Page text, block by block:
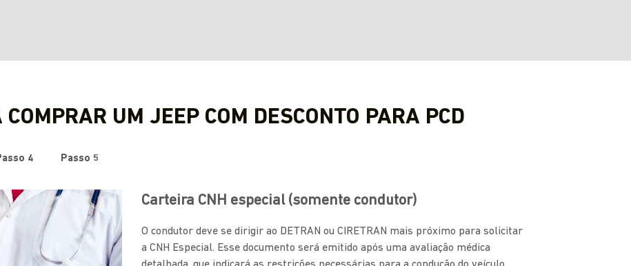
UM JEEP COM DESCONTO PARA PCD
4 Passo 5
Carteira CNH especial (somente condutor)
O condutor deve se dirigir ao DETRAN ou CIRETRAN mais próximo para solicitar
a CNH Especial. Esse documento será emitido após uma avaliação médica